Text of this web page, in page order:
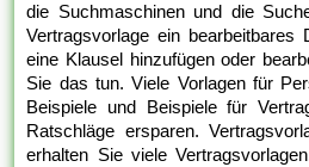
die Suchmaschinen und die
Vertragsvorlage ein
eine Klausel hinzufügen oder
Sie das tun. Viele Vorlagen für
Beispiele und Beispiele für
Ratschläge ersparen.
erhalten Sie viele